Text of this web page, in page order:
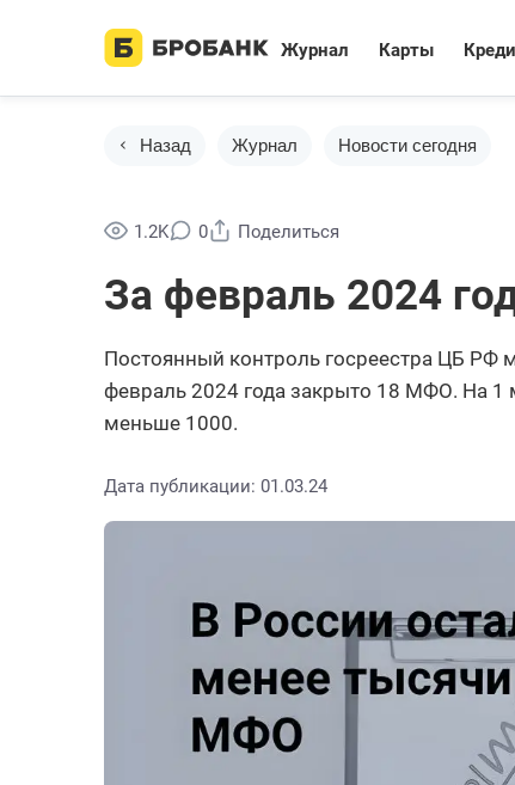
Журнал Карты
Назад Журнал Новости сегодня
1.2K 0 Поделиться
За февраль 2024
Постоянный контроль госреестра ЦБ РФ
февраль 2024 года закрыто 18 МФО. На 1
меньше 1000.
Дата публикации: 01.03.24